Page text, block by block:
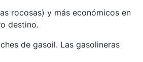
rocosas) y más económicos en
destino.
de gasoil. Las gasolineras